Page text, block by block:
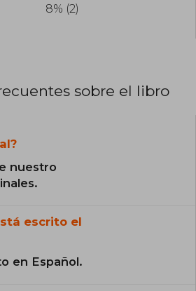
8% (2)
sobre el libro
nuestro
escrito el
en Español.